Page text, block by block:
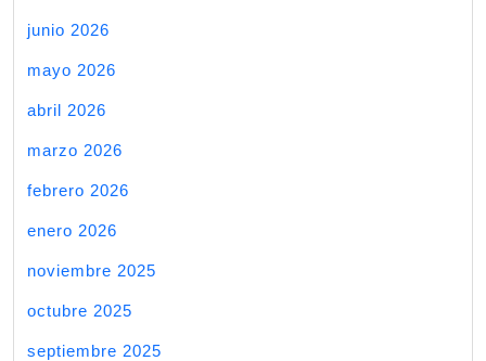
junio 2026
mayo 2026
abril 2026
marzo 2026
febrero 2026
enero 2026
noviembre 2025
octubre 2025
septiembre 2025